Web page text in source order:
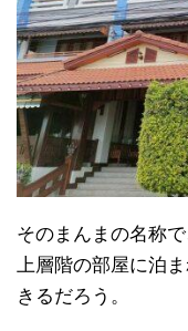
そのまんまの名称
上層階の部屋に泊
きるだろう。